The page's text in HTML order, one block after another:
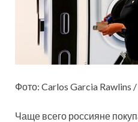
Фото: Carlos Garcia Rawlins
Чаще всего россияне